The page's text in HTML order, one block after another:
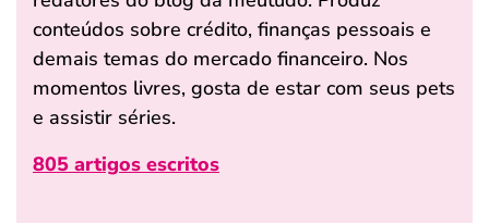
conteúdos sobre crédito, finanças pessoais e
demais temas do mercado financeiro. Nos
momentos livres, gosta de estar com seus pets
e assistir séries.
805 artigos escritos